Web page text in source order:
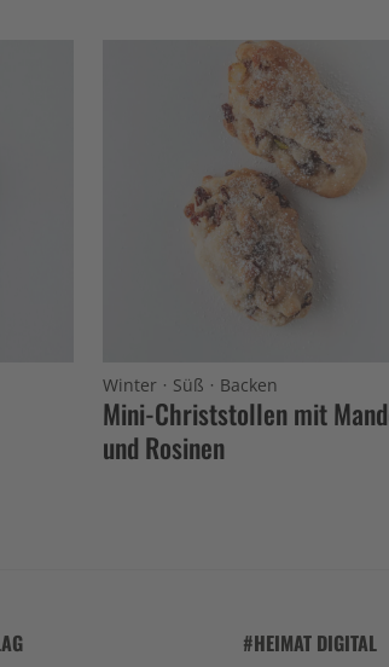
Winter · Süß · Backen
Mini-Christstollen mit
und Rosinen
#HEIMAT DIGITAL